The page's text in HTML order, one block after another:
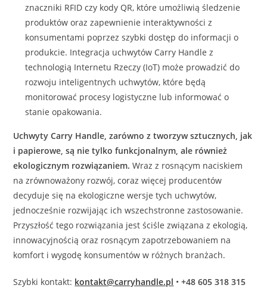
znaczniki RFID czy kody QR, które umożliwią śledzenie
produktów oraz zapewnienie interaktywności z
konsumentami poprzez szybki dostęp do informacji o
produkcie. Integracja uchwytów Carry Handle z
technologią Internetu Rzeczy (IoT) może prowadzić do
rozwoju inteligentnych uchwytów, które będą
monitorować procesy logistyczne lub informować o
stanie opakowania.
Uchwyty Carry Handle, zarówno z tworzyw sztucznych, jak
i papierowe, są nie tylko funkcjonalnym, ale również
ekologicznym rozwiązaniem. Wraz z rosnącym naciskiem
na zrównoważony rozwój, coraz więcej producentów
decyduje się na ekologiczne wersje tych uchwytów,
jednocześnie rozwijając ich wszechstronne zastosowanie.
Przyszłość tego rozwiązania jest ściśle związana z ekologią,
innowacyjnością oraz rosnącym zapotrzebowaniem na
komfort i wygodę konsumentów w różnych branżach.
Szybki kontakt: kontakt@carryhandle.pl •+48 605 318 315